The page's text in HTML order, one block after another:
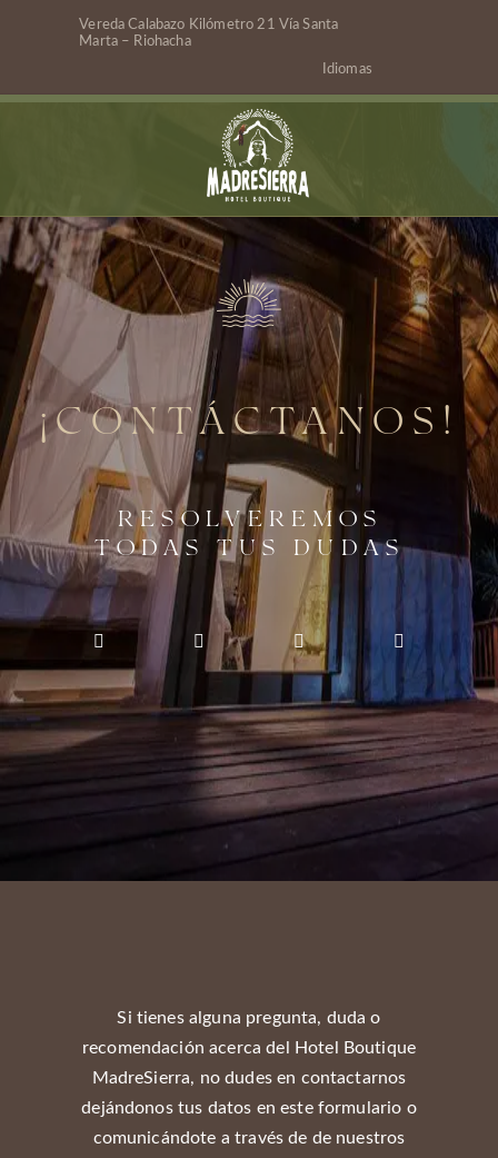
Vereda Calabazo Kilómetro 21 Vía Santa
Marta – Riohacha
Idiomas
¡CONTÁCTANOS!
RESOLVEREMOS
TODAS TUS DUDAS
Si tienes alguna pregunta, duda o
recomendación acerca del Hotel Boutique
MadreSierra, no dudes en contactarnos
dejándonos tus datos en este formulario o
comunicándote a través de de nuestros